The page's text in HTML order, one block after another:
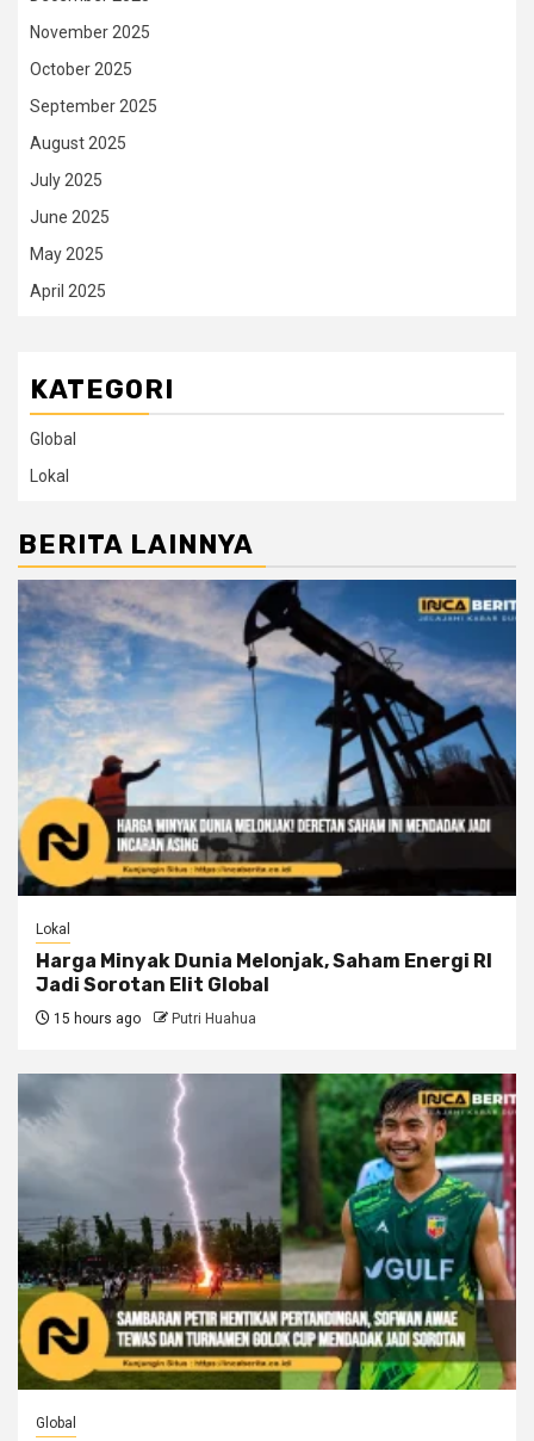
November 2025
October 2025
September 2025
August 2025
July 2025
June 2025
May 2025
April 2025
KATEGORI
Global
Lokal
BERITA LAINNYA
Lokal
Harga Minyak Dunia Melonjak, Saham Energi RI
Jadi Sorotan Elit Global
15 hours ago Putri Huahua
Global